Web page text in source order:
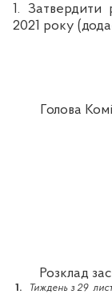
1. Затвердити
2021 року
Голова
Розклад
1. Тиждень з 29